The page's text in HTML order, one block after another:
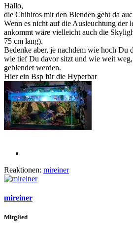
Hallo,
die Chihiros mit den Blenden geht da
Wenn es nicht auf die Ausleuchtung der
ankommt wäre vielleicht auch die
75 cm lang).
Bedenke aber, je nachdem wie hoch Du
wie tief Du davor sitzt und wie weit
geblendet werden.
Hier ein Bsp für die Hyperbar
Reaktionen: mireiner
mireiner
Mitglied